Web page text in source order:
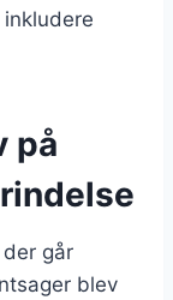
på
går
blev